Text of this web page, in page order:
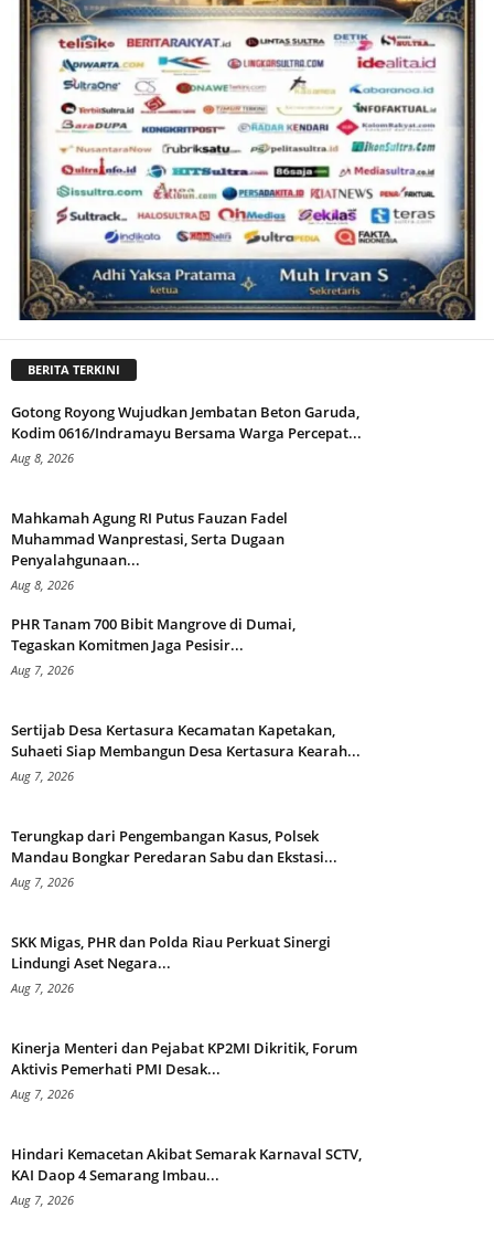
BERITA TERKINI
Gotong Royong Wujudkan Jembatan Beton Garuda,
Kodim 0616/Indramayu Bersama Warga Percepat...
Aug 8, 2026
Mahkamah Agung RI Putus Fauzan Fadel
Muhammad Wanprestasi, Serta Dugaan
Penyalahgunaan...
Aug 8, 2026
PHR Tanam 700 Bibit Mangrove di Dumai,
Tegaskan Komitmen Jaga Pesisir...
Aug 7, 2026
Sertijab Desa Kertasura Kecamatan Kapetakan,
Suhaeti Siap Membangun Desa Kertasura Kearah...
Aug 7, 2026
Terungkap dari Pengembangan Kasus, Polsek
Mandau Bongkar Peredaran Sabu dan Ekstasi...
Aug 7, 2026
SKK Migas, PHR dan Polda Riau Perkuat Sinergi
Lindungi Aset Negara...
Aug 7, 2026
Kinerja Menteri dan Pejabat KP2MI Dikritik, Forum
Aktivis Pemerhati PMI Desak...
Aug 7, 2026
Hindari Kemacetan Akibat Semarak Karnaval SCTV,
KAI Daop 4 Semarang Imbau...
Aug 7, 2026